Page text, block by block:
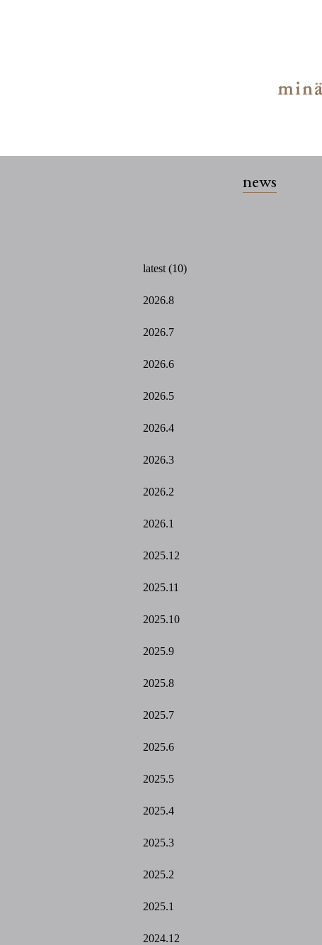
news
latest (10)
2026.8
2026.7
2026.6
2026.5
2026.4
2026.3
2026.2
2026.1
2025.12
2025.11
2025.10
2025.9
2025.8
2025.7
2025.6
2025.5
2025.4
2025.3
2025.2
2025.1
2024.12